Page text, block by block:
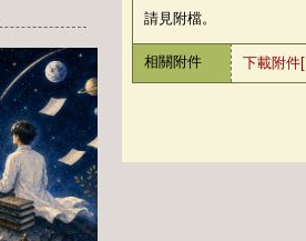
請見附檔。
相關附件 下載附件